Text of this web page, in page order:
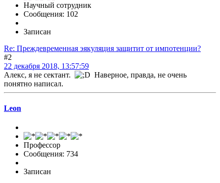
Научный сотрудник
Сообщения: 102
Записан
Re: Преждевременная эякуляция защитит от импотенции?
#2
22 декабря 2018, 13:57:59
Алекс, я не сектант.
Наверное, правда, не очень
понятно написал.
Leon
Профессор
Сообщения: 734
Записан